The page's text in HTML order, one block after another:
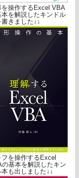
を操作するExcel VBA
本を解説したキンドル
きました↓↓
フを操作するExcel
の基本を解説したキン
本も出しました↓↓